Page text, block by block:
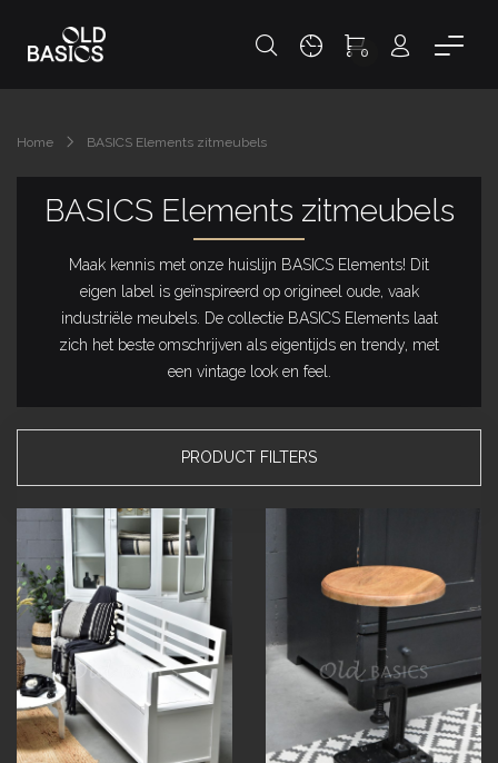
0
Home BASICS Elements zitmeubels
BASICS Elements zitmeubels
Maak kennis met onze huislijn BASICS Elements! Dit
eigen label is geïnspireerd op origineel oude, vaak
industriële meubels. De collectie BASICS Elements laat
zich het beste omschrijven als eigentijds en trendy, met
een vintage look en feel.
PRODUCT FILTERS